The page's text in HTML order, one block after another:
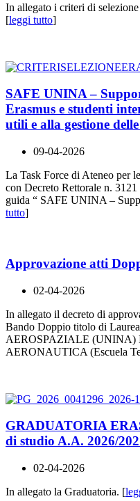
In allegato i criteri di
[leggi tutto]
SAFE UNINA –
Erasmus e studenti
utili e alla gestione delle
09-04-2026
La Task Force di Ateneo per
con Decreto Rettorale n.
guida “ SAFE UNINA –
tutto]
Approvazione atti
02-04-2026
In allegato il decreto di
Bando Doppio titolo di
AEROSPAZIALE (UNINA)
AERONAUTICA (Escuela
GRADUATORIA
di studio A.A. 2026/
02-04-2026
In allegato la Graduatoria. [